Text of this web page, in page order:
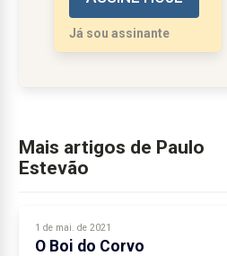
Terceira tem um nome:
António Ventura.
Já sou assinante
Mais artigos de Paulo
Estevão
1 de mai. de 2021
O Boi do Corvo